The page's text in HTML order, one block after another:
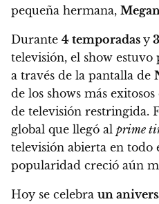
pequeña hermana, Megan
Durante 4 temporadas y
televisión, el show estuvo
a través de la pantalla de
de los shows más
de televisión restringida.
global que llegó al prime
televisión abierta en todo
popularidad creció aún
Hoy se celebra un